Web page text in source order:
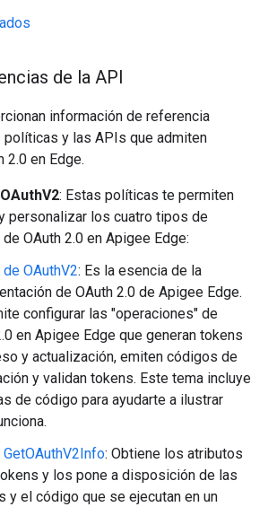
de la API
información de referencia
y las APIs que admiten
2.0 en Edge.
: Estas políticas te permiten
personalizar los cuatro tipos de
OAuth 2.0 en Apigee Edge:
OAuthV2: Es la esencia de la
de OAuth 2.0 de Apigee Edge.
configurar las "operaciones" de
en Apigee Edge que generan tokens
y actualización, emiten códigos de
y validan tokens. Este tema incluye
de código para ayudarte a ilustrar
: Obtiene los atributos
y los pone a disposición de las
y el código que se ejecutan en un